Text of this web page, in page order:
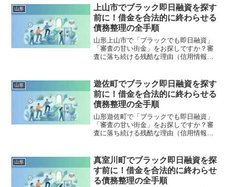
底解説。多重債務の地獄から抜け出し、
合法的に借金を減額・免除する「債務整
理」の正しい知識と、今すぐ督促を止め
る無料相談窓口をご案内します。
山形
上山市でブラック即日融資を探す
前に！借金を合法的に終わらせる
債務整理の全手順
山形上山市で「ブラックでも即日融資」
「審査の甘い街金」をお探しですか？審
査に落ち続ける残酷な理由（信用情報と
底解説。多重債務の地獄から抜け出し、
合法的に借金を減額・免除する「債務整
理」の正しい知識と、今すぐ督促を止め
る無料相談窓口をご案内します。
山形
遊佐町でブラック即日融資を探す
前に！借金を合法的に終わらせる
債務整理の全手順
山形遊佐町で「ブラックでも即日融資」
「審査の甘い街金」をお探しですか？審
査に落ち続ける残酷な理由（信用情報と
底解説。多重債務の地獄から抜け出し、
合法的に借金を減額・免除する「債務整
理」の正しい知識と、今すぐ督促を止め
る無料相談窓口をご案内します。
山形
真室川町でブラック即日融資を探
す前に！借金を合法的に終わらせ
る債務整理の全手順